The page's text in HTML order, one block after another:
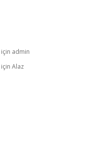
için admin
için Alaz